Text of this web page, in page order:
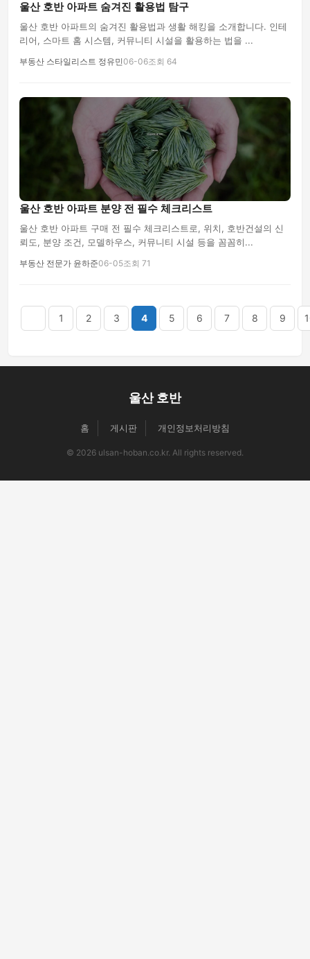
울산 호반 아파트 숨겨진 활용법 탐구
울산 호반 아파트의 숨겨진 활용법과 생활 해킹을 소개합니다. 인테
리어, 스마트 홈 시스템, 커뮤니티 시설을 활용하는 법을 ...
부동산 스타일리스트 정유민06-06조회 64
울산 호반 아파트 분양 전 필수 체크리스트
울산 호반 아파트 구매 전 필수 체크리스트로, 위치, 호반건설의 신
뢰도, 분양 조건, 모델하우스, 커뮤니티 시설 등을 꼼꼼히...
부동산 전문가 윤하준06-05조회 71
1 2 3 4 5 6 7 8 9
울산 호반
홈 게시판 개인정보처리방침
© 2026 ulsan-hoban.co.kr. All rights reserved.